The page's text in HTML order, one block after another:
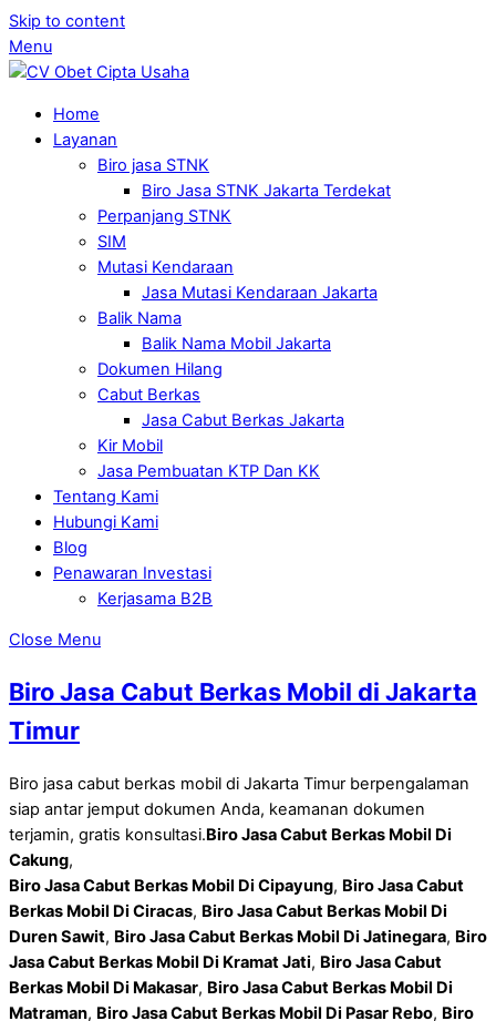
Skip to content
Menu
Home
Layanan
Biro jasa STNK
Biro Jasa STNK Jakarta Terdekat
Perpanjang STNK
SIM
Mutasi Kendaraan
Jasa Mutasi Kendaraan Jakarta
Balik Nama
Balik Nama Mobil Jakarta
Dokumen Hilang
Cabut Berkas
Jasa Cabut Berkas Jakarta
Kir Mobil
Jasa Pembuatan KTP Dan KK
Tentang Kami
Hubungi Kami
Blog
Penawaran Investasi
Kerjasama B2B
Close Menu
Biro Jasa Cabut Berkas Mobil di Jakarta
Timur
Biro jasa cabut berkas mobil di Jakarta Timur berpengalaman
siap antar jemput dokumen Anda, keamanan dokumen
terjamin, gratis konsultasi.Biro Jasa Cabut Berkas Mobil Di
Cakung,
Biro Jasa Cabut Berkas Mobil Di Cipayung, Biro Jasa Cabut
Berkas Mobil Di Ciracas, Biro Jasa Cabut Berkas Mobil Di
Duren Sawit, Biro Jasa Cabut Berkas Mobil Di Jatinegara, Biro
Jasa Cabut Berkas Mobil Di Kramat Jati, Biro Jasa Cabut
Berkas Mobil Di Makasar, Biro Jasa Cabut Berkas Mobil Di
Matraman, Biro Jasa Cabut Berkas Mobil Di Pasar Rebo, Biro